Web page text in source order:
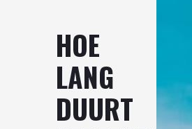
HOE
LANG
DUURT